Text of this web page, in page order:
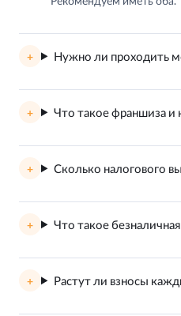
Нужно ли проходить
Что такое франшиза и
Сколько налогового
Что такое
Растут ли взносы